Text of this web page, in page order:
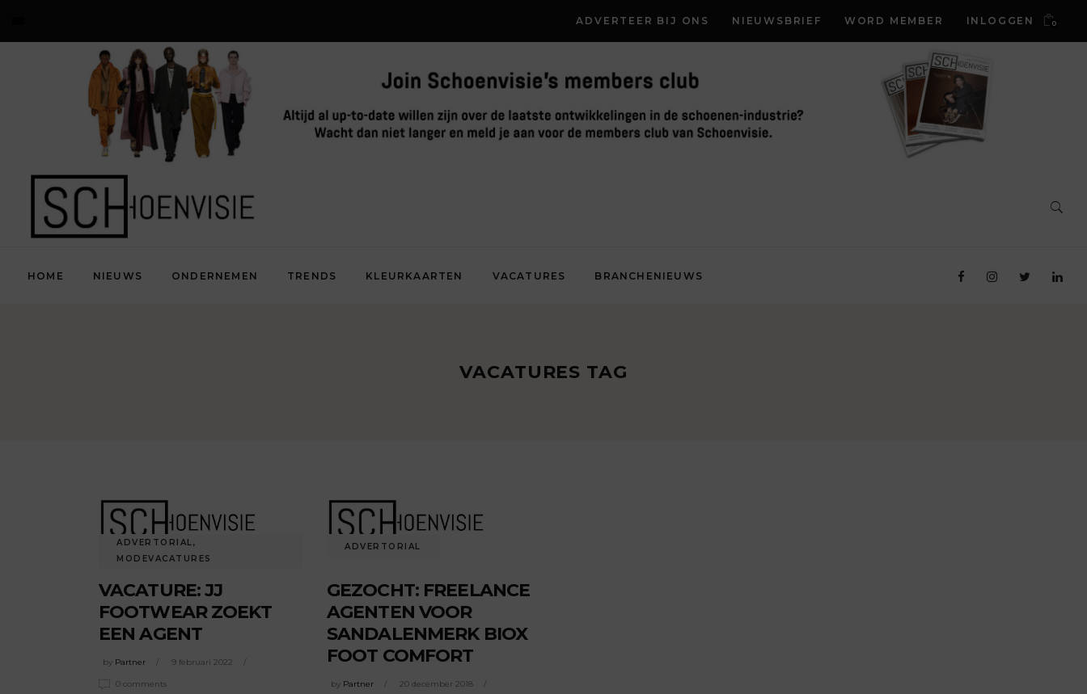
ADVERTEER BIJ ONS NIEUWSBRIEF WORD MEMBER INLOGGEN 0
HOME NIEUWS ONDERNEMEN TRENDS KLEURKAARTEN VACATURES BRANCHENIEUWS
VACATURES TAG
ADVERTORIAL,
MODEVACATURES
VACATURE: JJ
FOOTWEAR ZOEKT
EEN AGENT
by Partner 9 februari 2022
0 comments
ADVERTORIAL
GEZOCHT: FREELANCE
AGENTEN VOOR
SANDALENMERK BIOX
FOOT COMFORT
by Partner 20 december 2018